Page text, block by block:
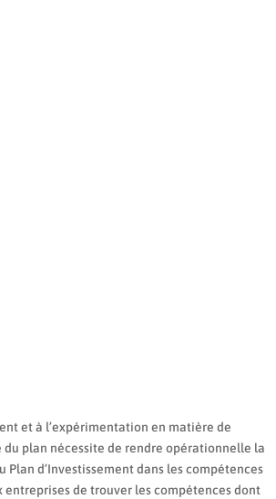
et à l’expérimentation en matière de
plan nécessite de rendre opérationnelle la
d’Investissement dans les compétences
entreprises de trouver les compétences dont